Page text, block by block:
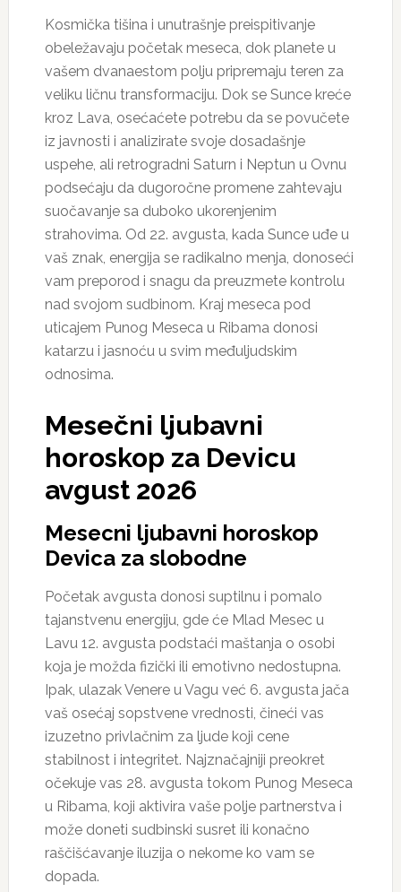
Kosmička tišina i unutrašnje preispitivanje
obeležavaju početak meseca, dok planete u
vašem dvanaestom polju pripremaju teren za
veliku ličnu transformaciju. Dok se Sunce kreće
kroz Lava, osećaćete potrebu da se povučete
iz javnosti i analizirate svoje dosadašnje
uspehe, ali retrogradni Saturn i Neptun u Ovnu
podsećaju da dugoročne promene zahtevaju
suočavanje sa duboko ukorenjenim
strahovima. Od 22. avgusta, kada Sunce uđe u
vaš znak, energija se radikalno menja, donoseći
vam preporod i snagu da preuzmete kontrolu
nad svojom sudbinom. Kraj meseca pod
uticajem Punog Meseca u Ribama donosi
katarzu i jasnoću u svim međuljudskim
odnosima.
Mesečni ljubavni
horoskop za Devicu
avgust 2026
Mesecni ljubavni horoskop
Devica za slobodne
Početak avgusta donosi suptilnu i pomalo
tajanstvenu energiju, gde će Mlad Mesec u
Lavu 12. avgusta podstaći maštanja o osobi
koja je možda fizički ili emotivno nedostupna.
Ipak, ulazak Venere u Vagu već 6. avgusta jača
vaš osećaj sopstvene vrednosti, čineći vas
izuzetno privlačnim za ljude koji cene
stabilnost i integritet. Najznačajniji preokret
očekuje vas 28. avgusta tokom Punog Meseca
u Ribama, koji aktivira vaše polje partnerstva i
može doneti sudbinski susret ili konačno
raščišćavanje iluzija o nekome ko vam se
dopada.